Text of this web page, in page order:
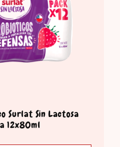
Surlat Sin Lactosa
12x80ml